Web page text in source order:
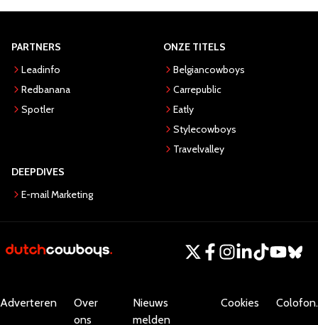
PARTNERS
Leadinfo
Redbanana
Spotler
ONZE TITELS
Belgiancowboys
Carrepublic
Eatly
Stylecowboys
Travelvalley
DEEPDIVES
E-mail Marketing
Adverteren
Over
ons
Nieuws
melden
Cookies Colofon.